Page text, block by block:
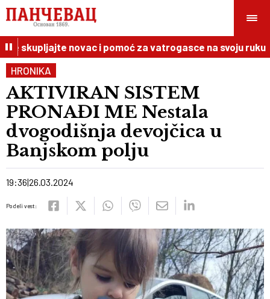
skupljajte novac i pomoć za vatrogasce na svoju ruku
HRONIKA
AKTIVIRAN SISTEM
PRONAĐI ME Nestala
dvogodišnja devojčica u
Banjskom polju
19:36 26.03.2024
Podeli vest: